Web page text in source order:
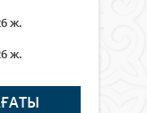
ж.
ж.